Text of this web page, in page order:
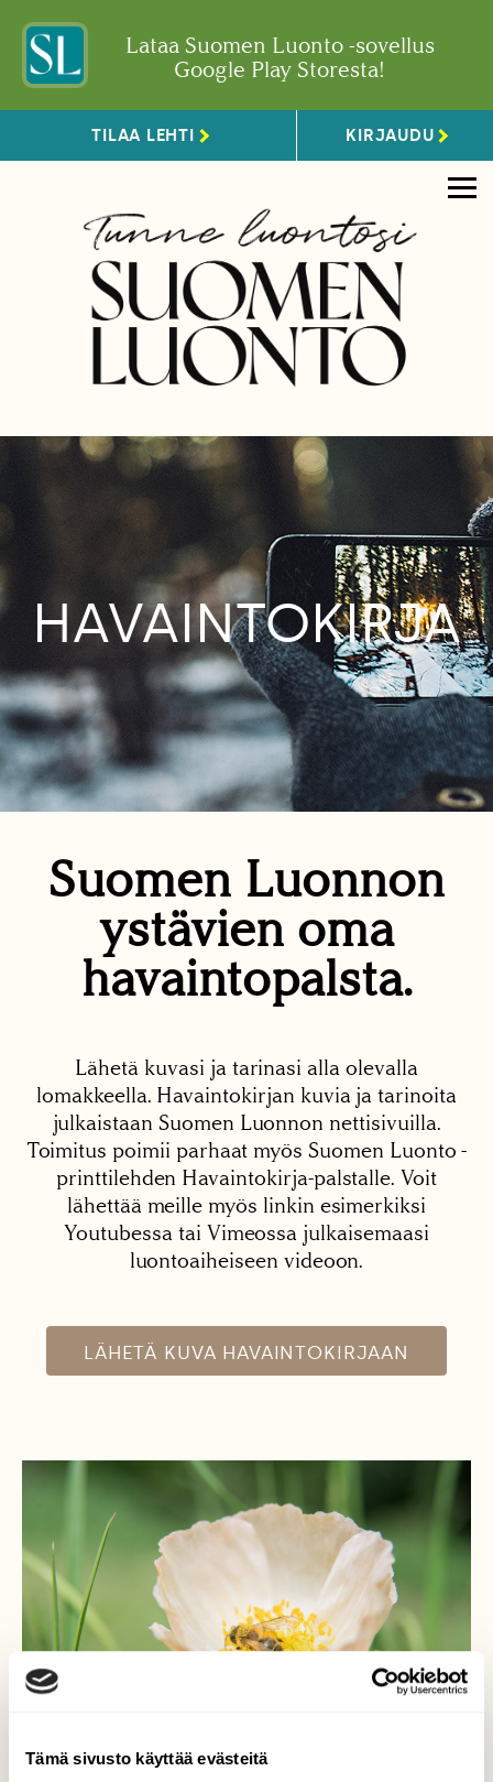
Tämä sivusto käyttää evästeitä
Lataa Suomen Luonto -sovellus
Google Play Storesta!
TILAA LEHTI KIRJAUDU
HAVAINTOKIRJA
Suomen Luonnon
ystävien oma
havaintopalsta.
Lähetä kuvasi ja tarinasi alla olevalla
lomakkeella. Havaintokirjan kuvia ja tarinoita
julkaistaan Suomen Luonnon nettisivuilla.
Toimitus poimii parhaat myös Suomen Luonto -
printtilehden Havaintokirja-palstalle. Voit
lähettää meille myös linkin esimerkiksi
Youtubessa tai Vimeossa julkaisemaasi
luontoaiheiseen videoon.
LÄHETÄ KUVA HAVAINTOKIRJAAN